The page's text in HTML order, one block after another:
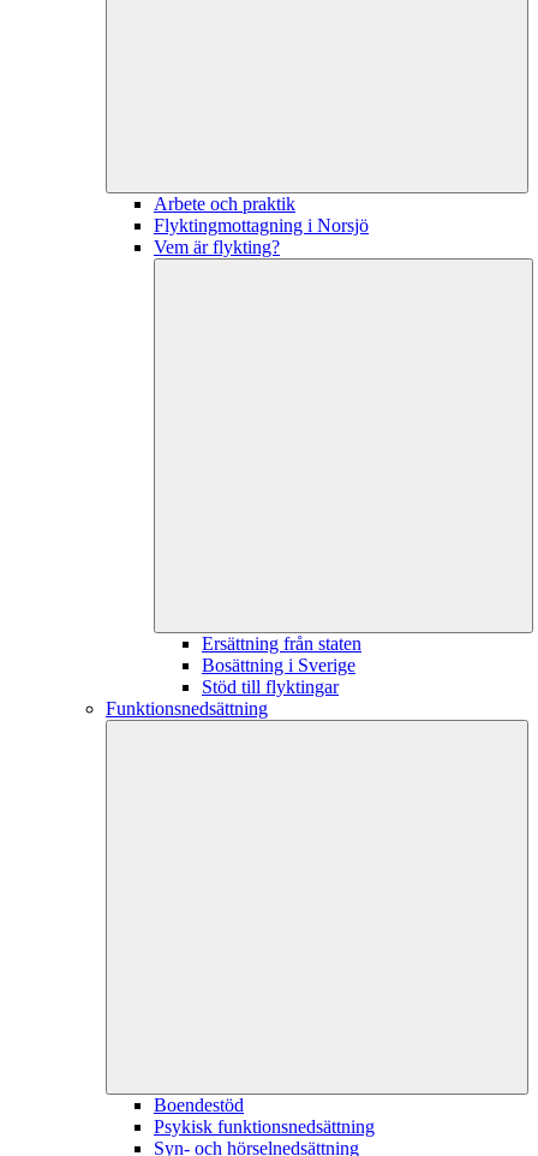
Arbete och praktik
Flyktingmottagning i Norsjö
Vem är flykting?
Ersättning från staten
Bosättning i Sverige
Stöd till flyktingar
Funktionsnedsättning
Boendestöd
Psykisk funktionsnedsättning
Syn- och hörselnedsättning